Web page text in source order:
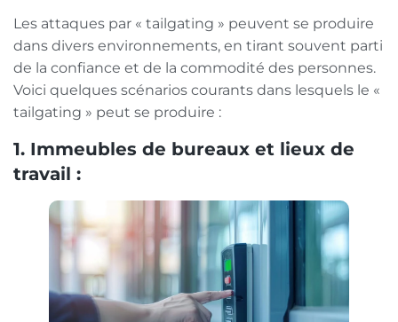
Les attaques par « tailgating » peuvent se produire
dans divers environnements, en tirant souvent parti
de la confiance et de la commodité des personnes.
Voici quelques scénarios courants dans lesquels le «
tailgating » peut se produire :
1. Immeubles de bureaux et lieux de
travail :